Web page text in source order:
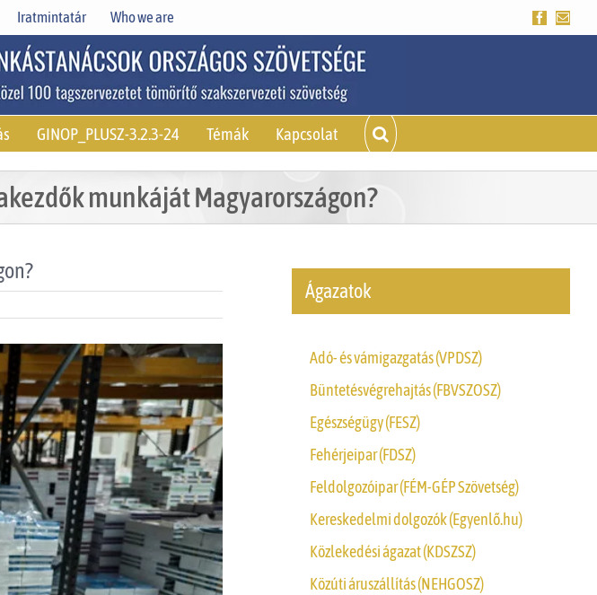
Iratmintatár Who we are Facebook
GINOP_PLUSZ-3.2.3-24 Témák Kapcsolat
munkáját Magyarországon?
Ágazatok
Adó- és vámigazgatás (VPDSZ)
Büntetésvégrehajtás (FBVSZOSZ)
Egészségügy (FESZ)
Fehérjeipar (FDSZ)
Feldolgozóipar (FÉM-GÉP Szövetség)
Kereskedelmi dolgozók (Egyenlő.hu)
Közlekedési ágazat (KDSZSZ)
Közúti áruszállítás (NEHGOSZ)